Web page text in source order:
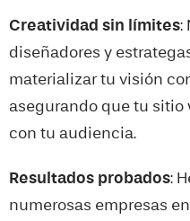
Creatividad sin límites:
diseñadores y
materializar tu visión
asegurando que tu sitio
con tu audiencia.
Resultados probados:
numerosas empresas en